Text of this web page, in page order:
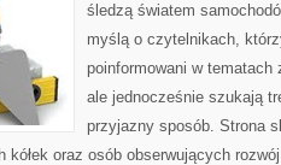
śledzą światem
myślą o czytelnikach,
poinformowani w
ale jednocześnie szukają
przyjazny sposób. Strona
kółek oraz osób obserwujących